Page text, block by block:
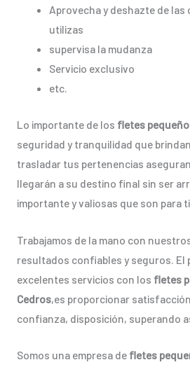
Aprovecha y deshazte de las
utilizas
supervisa la mudanza
Servicio exclusivo
etc.
Lo importante de los fletes
seguridad y tranquilidad que
trasladar tus pertenencias
llegarán a su destino final sin ser
importante y valiosas que son para ti.
Trabajamos de la mano con
resultados confiables y seguros. El
excelentes servicios con los fletes
Cedros,es proporcionar
confianza, disposición, superando
Somos una empresa de fletes